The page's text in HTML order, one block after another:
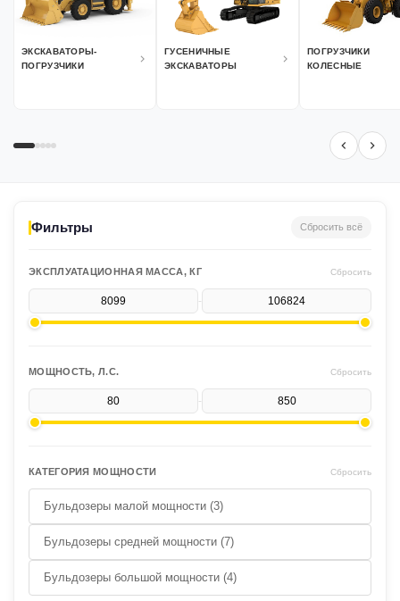
ЭКСКАВАТОРЫ-
ПОГРУЗЧИКИ
ГУСЕНИЧНЫЕ
ЭКСКАВАТОРЫ
ПОГРУЗЧИКИ
КОЛЕСНЫЕ
Фильтры Сбросить всё
ЭКСПЛУАТАЦИОННАЯ МАССА, КГ Сбросить
-
МОЩНОСТЬ, Л.С. Сбросить
-
КАТЕГОРИЯ МОЩНОСТИ Сбросить
Бульдозеры малой мощности (3)
Бульдозеры средней мощности (7)
Бульдозеры большой мощности (4)